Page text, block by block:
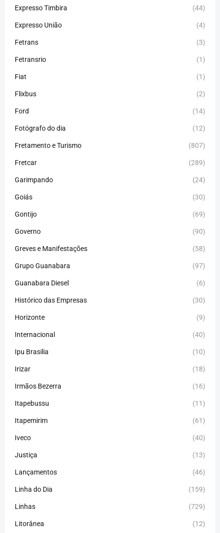
Expresso Timbira (44)
Expresso União (4)
Fetrans (3)
Fetransrio (1)
Fiat (1)
Flixbus (2)
Ford (14)
Fotógrafo do dia (12)
Fretamento e Turismo (807)
Fretcar (289)
Garimpando (24)
Goiás (30)
Gontijo (69)
Governo (90)
Greves e Manifestações (58)
Grupo Guanabara (97)
Guanabara Diesel (6)
Histórico das Empresas (30)
Horizonte (9)
Internacional (40)
Ipu Brasilia (10)
Irizar (18)
Irmãos Bezerra (16)
Itapebussu (11)
Itapemirim (61)
Iveco (40)
Justiça (13)
Lançamentos (46)
Linha do Dia (159)
Linhas (729)
Litorânea (12)